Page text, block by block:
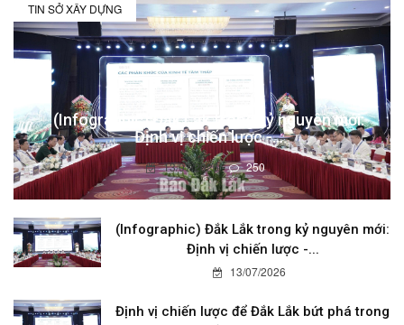
TIN SỞ XÂY DỰNG
(Infographic) Đắk Lắk trong kỷ nguyên mới:
Định vị chiến lược -...
13/07/2026 250
(Infographic) Đắk Lắk trong kỷ nguyên mới:
Định vị chiến lược -...
13/07/2026
Định vị chiến lược để Đắk Lắk bứt phá trong